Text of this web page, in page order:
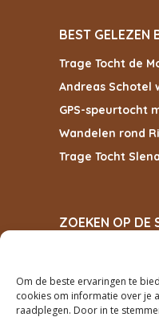
Om de beste ervaringen te
cookies om informatie over je
raadplegen. Door in te
BEST GELEZEN
Trage Tocht de
Andreas Schotel
GPS-speurtocht
Wandelen rond
Trage Tocht
ZOEKEN OP DE